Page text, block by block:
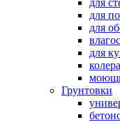
для
для
для
для
Грунтовки